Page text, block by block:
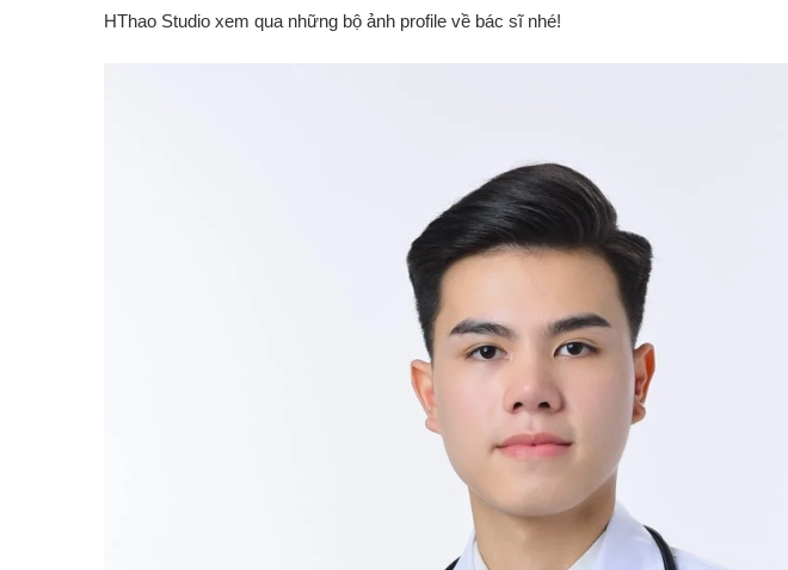
HThao Studio xem qua những bộ ảnh profile về bác sĩ nhé!